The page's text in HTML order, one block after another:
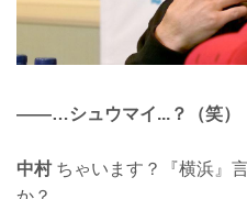
——…シュウマイ...？（笑）
中村ちゃいます？『横浜』